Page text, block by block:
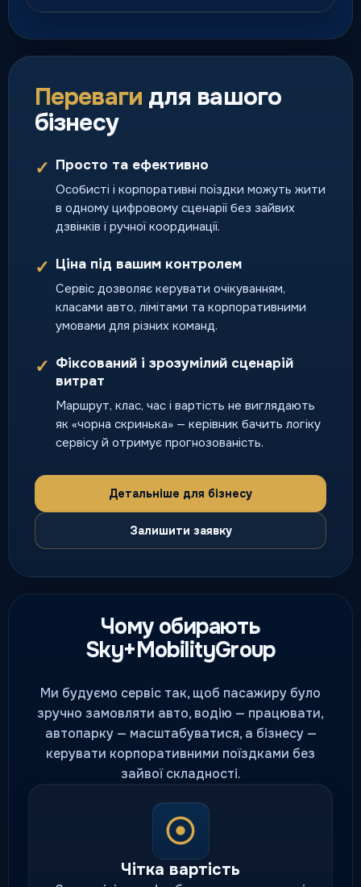
відправлень по місту.
доставка день у день
Перевезення тварин
Поїздки разом із улюбленцями
за зрозумілими правилами
поїздка з домашнім
улюбленцем
Тверезий водій
Безпечне повернення додому,
авто без ризику.
нічний і святковий попит
Переваги для вашого
бізнесу
✓ Просто та ефективно
Особисті і корпоративні поїздки можуть жити
в одному цифровому сценарії без зайвих
дзвінків і ручної координації.
✓ Ціна під вашим контролем
Сервіс дозволяє керувати очікуванням,
класами авто, лімітами та корпоративними
умовами для різних команд.
✓ Фіксований і зрозумілий сценарій
витрат
Маршрут, клас, час і вартість не виглядають
як «чорна скринька» — керівник бачить логіку
сервісу й отримує прогнозованість.
Детальніше для бізнесу
Залишити заявку
Чому обирають
Sky+MobilityGroup
Ми будуємо сервіс так, щоб пасажиру було
зручно замовляти авто, водію — працювати,
автопарку — масштабуватися, а бізнесу —
керувати корпоративними поїздками без
зайвої складності.
Чітка вартість